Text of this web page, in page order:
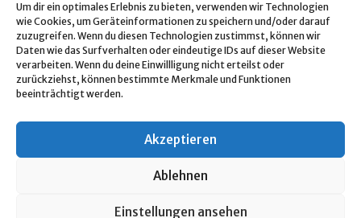
Um dir ein optimales Erlebnis zu bieten, verwenden wir Technologien
wie Cookies, um Geräteinformationen zu speichern und/oder darauf
zuzugreifen. Wenn du diesen Technologien zustimmst, können wir
Daten wie das Surfverhalten oder eindeutige IDs auf dieser Website
verarbeiten. Wenn du deine Einwillligung nicht erteilst oder
zurückziehst, können bestimmte Merkmale und Funktionen
beeinträchtigt werden.
Akzeptieren
Ablehnen
Einstellungen ansehen
DATENSCHUTZERKLÄRUNG
© 2025 BANANENSCHWEIN · TEXT & BILDER GEHÖREN MIR – FINGER
WEG, SONST ÜBER BORD.
Heimathafen ist:mifupa.com(Technik & KI-Schmiede),